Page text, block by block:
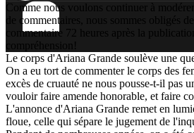
Comme nous voulons continuer à
de commentaires, nous sommes obligés
commentaire 72 heures après la
compréhension!
Le corps d'Ariana Grande soulève une
On a eu tort de commenter le corps des
excès de cruauté ne nous pousse-t-il pas
vouloir faire amende honorable, et faire
L'annonce d'Ariana Grande remet en
floue, celle qui sépare le jugement de